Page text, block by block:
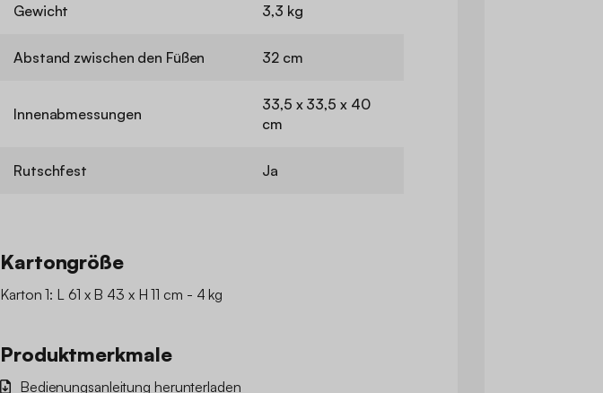
Gewicht 3,3 kg
Abstand zwischen den Füßen 32 cm
Innenabmessungen
33,5 x 33,5 x 40
cm
Rutschfest Ja
Kartongröße
Karton 1: L 61 x B 43 x H 11 cm - 4 kg
Produktmerkmale
Bedienungsanleitung herunterladen